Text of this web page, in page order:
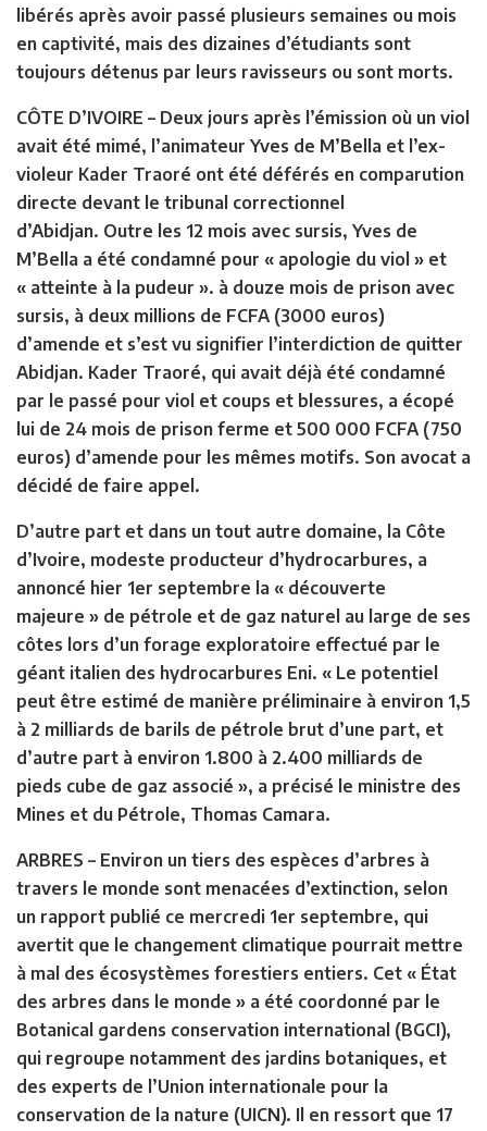
libérés après avoir passé plusieurs semaines ou mois
en captivité, mais des dizaines d’étudiants sont
toujours détenus par leurs ravisseurs ou sont morts.
CÔTE D’IVOIRE – Deux jours après l’émission où un viol
avait été mimé, l’animateur Yves de M’Bella et l’ex-
violeur Kader Traoré ont été déférés en comparution
directe devant le tribunal correctionnel
d’Abidjan. Outre les 12 mois avec sursis, Yves de
M’Bella a été condamné pour « apologie du viol » et
« atteinte à la pudeur ». à douze mois de prison avec
sursis, à deux millions de FCFA (3000 euros)
d’amende et s’est vu signifier l’interdiction de quitter
Abidjan. Kader Traoré, qui avait déjà été condamné
par le passé pour viol et coups et blessures, a écopé
lui de 24 mois de prison ferme et 500 000 FCFA (750
euros) d’amende pour les mêmes motifs. Son avocat a
décidé de faire appel.
D’autre part et dans un tout autre domaine, la Côte
d’Ivoire, modeste producteur d’hydrocarbures, a
annoncé hier 1er septembre la « découverte
majeure » de pétrole et de gaz naturel au large de ses
côtes lors d’un forage exploratoire effectué par le
géant italien des hydrocarbures Eni. « Le potentiel
peut être estimé de manière préliminaire à environ 1,5
à 2 milliards de barils de pétrole brut d’une part, et
d’autre part à environ 1.800 à 2.400 milliards de
pieds cube de gaz associé », a précisé le ministre des
Mines et du Pétrole, Thomas Camara.
ARBRES – Environ un tiers des espèces d’arbres à
travers le monde sont menacées d’extinction, selon
un rapport publié ce mercredi 1er septembre, qui
avertit que le changement climatique pourrait mettre
à mal des écosystèmes forestiers entiers. Cet « État
des arbres dans le monde » a été coordonné par le
Botanical gardens conservation international (BGCI),
qui regroupe notamment des jardins botaniques, et
des experts de l’Union internationale pour la
conservation de la nature (UICN). Il en ressort que 17